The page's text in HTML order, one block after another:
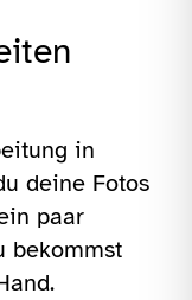
in
deine Fotos
paar
bekommst